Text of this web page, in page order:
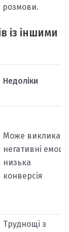
розмови.
із іншими
Недоліки
Може викликати
негативні
низька
конверсія
Труднощі з